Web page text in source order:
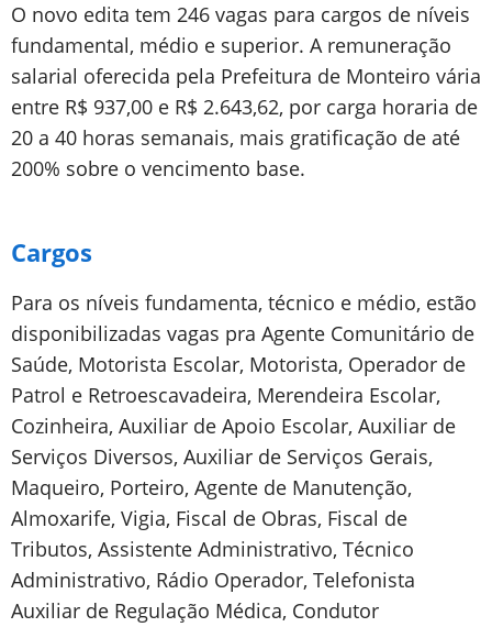
O novo edita tem 246 vagas para cargos de níveis
fundamental, médio e superior. A remuneração
salarial oferecida pela Prefeitura de Monteiro vária
entre R$ 937,00 e R$ 2.643,62, por carga horaria de
20 a 40 horas semanais, mais gratificação de até
200% sobre o vencimento base.
Cargos
Para os níveis fundamenta, técnico e médio, estão
disponibilizadas vagas pra Agente Comunitário de
Saúde, Motorista Escolar, Motorista, Operador de
Patrol e Retroescavadeira, Merendeira Escolar,
Cozinheira, Auxiliar de Apoio Escolar, Auxiliar de
Serviços Diversos, Auxiliar de Serviços Gerais,
Maqueiro, Porteiro, Agente de Manutenção,
Almoxarife, Vigia, Fiscal de Obras, Fiscal de
Tributos, Assistente Administrativo, Técnico
Administrativo, Rádio Operador, Telefonista
Auxiliar de Regulação Médica, Condutor